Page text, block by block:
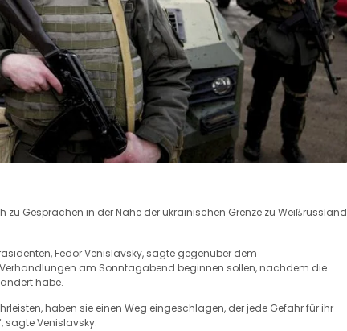
Gesprächen in der Nähe der ukrainischen Grenze zu Weißrussland
Fedor Venislavsky, sagte gegenüber dem
am Sonntagabend beginnen sollen, nachdem die
habe.
haben sie einen Weg eingeschlagen, der jede Gefahr für ihr
sagte Venislavsky.